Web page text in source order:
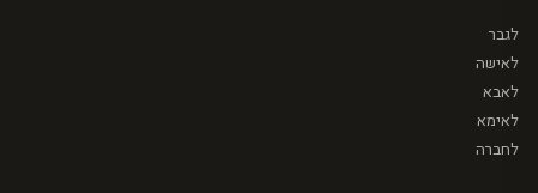
לגבר
לאישה
לאבא
לאימא
לחברה